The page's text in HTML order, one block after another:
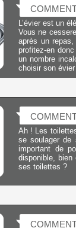
L’évier est un
Vous ne
après un
profitez-en
un nombre
choisir son
Ah ! Les
se soulager de
important de
disponible, bien
ses toilettes ?